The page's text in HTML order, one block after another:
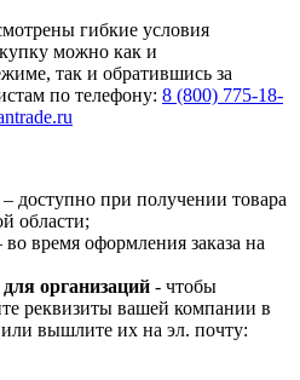
гибкие условия
можно как и
так и обратившись за
по телефону: 8 (800) 775-18-
– доступно при получении товара
области;
во время оформления заказа на
организаций - чтобы
реквизиты вашей компании в
вышлите их на эл. почту: